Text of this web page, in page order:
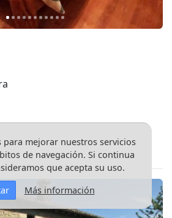
para mejorar nuestros servicios
de navegación. Si continua
que acepta su uso.
Más información